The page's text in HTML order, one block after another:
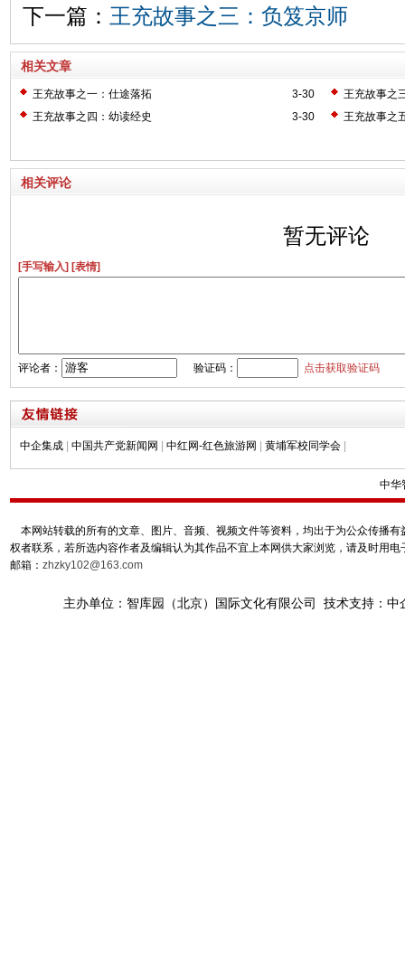
下一篇： 王充故事之三：负笈京师
相关文章
3-30
王充故事之一：仕途落拓
王充故事之
3-30
王充故事之四：幼读经史 王充故事之
相关评论
暂无评论
[手写输入] [表情]
评论者： 验证码： 点击获取验证码
中企集成 | 中国共产党新闻网 | 中红网-红色旅游网 | 黄埔军校同学会 |
中华
本网站转载的所有的文章、图片、音频、视频文件等资料，均出于为公众传播
权者联系，若所选内容作者及编辑认为其作品不宜上本网供大家浏览，请及时用
邮箱： zhzky102@163.com
主办单位：智库园（北京）国际文化有限公司 技术支持：